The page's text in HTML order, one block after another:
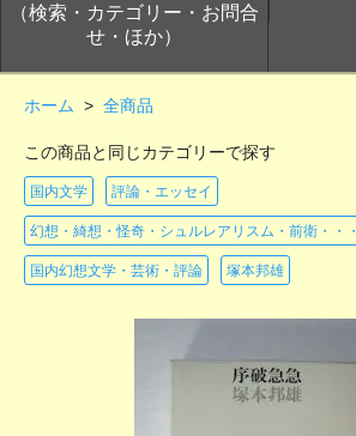
（検索・カテゴリー・お問合
せ・ほか）
ホーム > 全商品
この商品と同じカテゴリーで探す
国内文学 評論・エッセイ
幻想・綺想・怪奇・シュルレアリスム・前衛・・・
国内幻想文学・芸術・評論 塚本邦雄